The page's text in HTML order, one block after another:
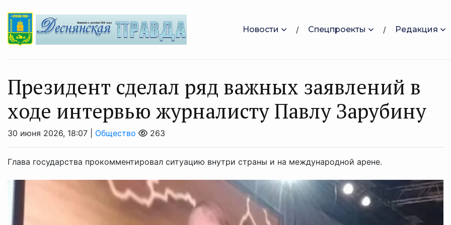
Новости Спецпроекты Редакция
Президент сделал ряд важных заявлений в
ходе интервью журналисту Павлу Зарубину
30 июня 2026, 18:07 | Общество 263
Глава государства прокомментировал ситуацию внутри страны и на международной арене.